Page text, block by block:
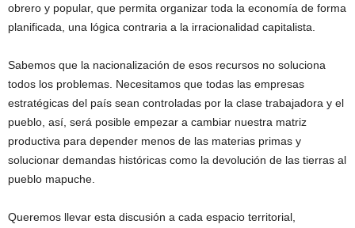
obrero y popular, que permita organizar toda la economía de forma
planificada, una lógica contraria a la irracionalidad capitalista.
Sabemos que la nacionalización de esos recursos no soluciona
todos los problemas. Necesitamos que todas las empresas
estratégicas del país sean controladas por la clase trabajadora y el
pueblo, así, será posible empezar a cambiar nuestra matriz
productiva para depender menos de las materias primas y
solucionar demandas históricas como la devolución de las tierras al
pueblo mapuche.
Queremos llevar esta discusión a cada espacio territorial,